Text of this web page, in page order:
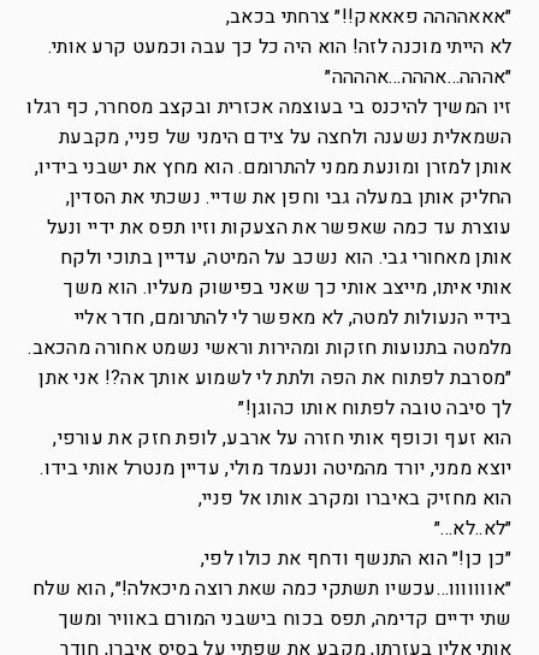
״אאאהההה פאאאק!!״ צרחתי בכאב,
לא הייתי מוכנה לזה! הוא היה כל כך עבה וכמעט קרע אותי.
״אההה…אההה…אהההה״
זיו המשיך להיכנס בי בעוצמה אכזרית ובקצב מסחרר, כף רגלו
השמאלית נשענה ולחצה על צידם הימני של פניי, מקבעת
אותן למזרן ומונעת ממני להתרומם. הוא מחץ את ישבני בידיו,
החליק אותן במעלה גבי וחפן את שדיי. נשכתי את הסדין,
עוצרת עד כמה שאפשר את הצעקות וזיו תפס את ידיי ונעל
אותן מאחורי גבי. הוא נשכב על המיטה, עדיין בתוכי ולקח
אותי איתו, מייצב אותי כך שאני בפישוק מעליו. הוא משך
בידיי הנעולות למטה, לא מאפשר לי להתרומם, חדר אליי
מלמטה בתנועות חזקות ומהירות וראשי נשמט אחורה מהכאב.
״מסרבת לפתוח את הפה ולתת לי לשמוע אותך אה?! אני אתן
לך סיבה טובה לפתוח אותו כהוגן!״
הוא זעף וכופף אותי חזרה על ארבע, לופת חזק את עורפי,
יוצא ממני, יורד מהמיטה ונעמד מולי, עדיין מנטרל אותי בידו.
הוא מחזיק באיברו ומקרב אותו אל פניי,
״לא..לא…״
״כן כן!״ הוא התנשף ודחף את כולו לפי,
״אווווווו…עכשיו תשתקי כמה שאת רוצה מיכאלה!״, הוא שלח
שתי ידיים קדימה, תפס בכוח בישבני המורם באוויר ומשך
אותי אליו בעזרתו, מקבע את שפתיי על בסיס איברו, חודר